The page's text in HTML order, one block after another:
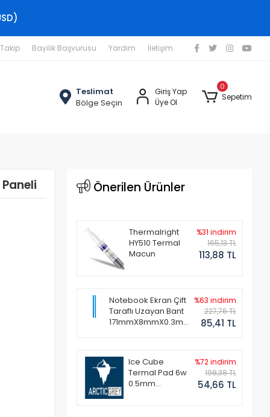
Bayilik Başvurusu Yardım İletişim
Teslimat
Bölge Seçin
Giriş Yap
Üye Ol
0
Sepetim
Önerilen Ürünler
Thermalright
HY510 Termal
Macun
%31 indirim
165,13 TL
113,88 TL
Notebook Ekran Çift
Taraflı Uzayan Bant
171mmX8mmX0.3mm
%63 indirim
227,76 TL
85,41 TL
Ice Cube
Termal Pad 6w
0.5mm
%72 indirim
198,38 TL
54,66 TL